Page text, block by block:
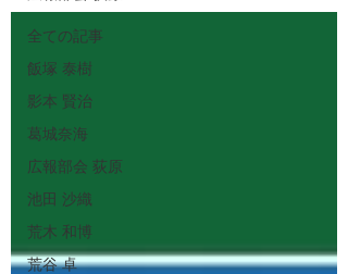
全ての記事
飯塚 泰樹
影本 賢治
葛城奈海
広報部会 荻原
池田 沙織
荒木 和博
荒谷 卓